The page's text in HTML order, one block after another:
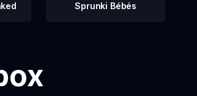
Sprunki Bébés